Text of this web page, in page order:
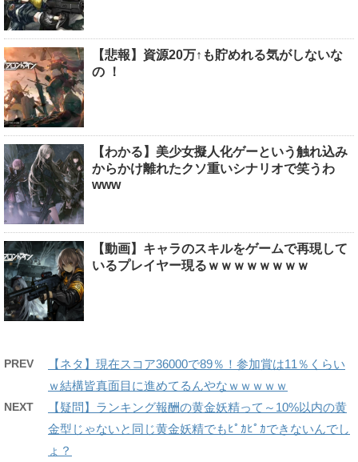
【悲報】資源20万↑も貯めれる気がしないな
の ！
【わかる】美少女擬人化ゲーという触れ込み
からかけ離れたクソ重いシナリオで笑うわ
www
【動画】キャラのスキルをゲームで再現して
いるプレイヤー現るｗｗｗｗｗｗｗｗ
PREV
【ネタ】現在スコア36000で89％！参加賞は11％くらい
ｗ結構皆真面目に進めてるんやなｗｗｗｗｗ
NEXT
【疑問】ランキング報酬の黄金妖精って～10%以内の黄
金型じゃないと同じ黄金妖精でもﾋﾟｶﾋﾟｶできないんでし
ょ？